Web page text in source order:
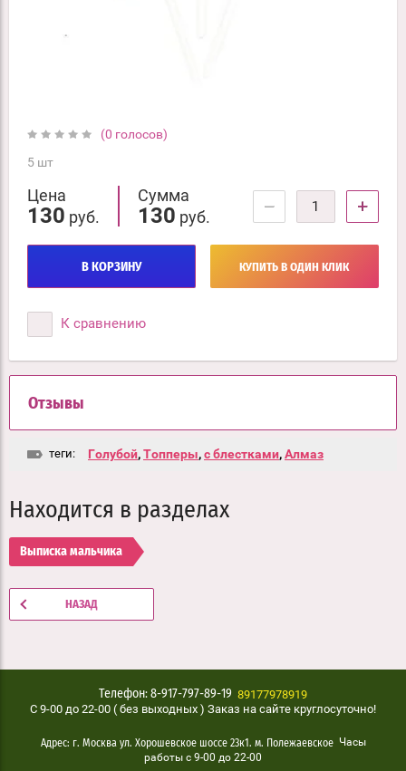
(0 голосов)
5 шт
Цена
130 руб.
Сумма
130 руб.
− +
В КОРЗИНУ КУПИТЬ В ОДИН КЛИК
К сравнению
Отзывы
теги: Голубой,Топперы,с блестками,Алмаз
Находится в разделах
Выписка мальчика
НАЗАД
Телефон: 8-917-797-89-19 89177978919
C 9-00 до 22-00 ( без выходных ) Заказ на сайте круглосуточно!
Адрес: г. Москва ул. Хорошевское шоссе 23к1. м. Полежаевское Часы
работы с 9-00 до 22-00